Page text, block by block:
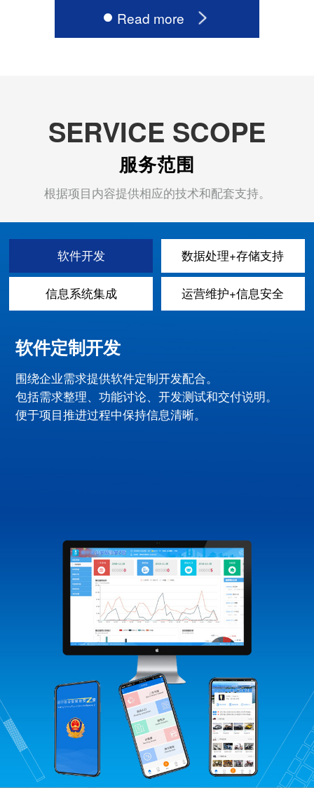
Read more
SERVICE SCOPE
服务范围
根据项目内容提供相应的技术和配套支持。
软件开发 数据处理+存储支持
信息系统集成 运营维护+信息安全
软件定制开发
围绕企业需求提供软件定制开发配合。
包括需求整理、功能讨论、开发测试和交付说明。
便于项目推进过程中保持信息清晰。